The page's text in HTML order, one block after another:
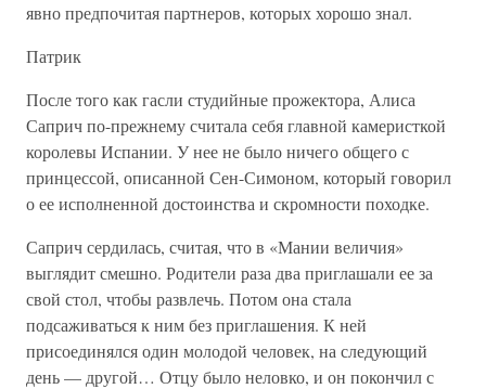
явно предпочитая партнеров, которых хорошо знал.
Патрик
После того как гасли студийные прожектора, Алиса
Саприч по-прежнему считала себя главной камеристкой
королевы Испании. У нее не было ничего общего с
принцессой, описанной Сен-Симоном, который говорил
о ее исполненной достоинства и скромности походке.
Саприч сердилась, считая, что в «Мании величия»
выглядит смешно. Родители раза два приглашали ее за
свой стол, чтобы развлечь. Потом она стала
подсаживаться к ним без приглашения. К ней
присоединялся один молодой человек, на следующий
день — другой… Отцу было неловко, и он покончил с